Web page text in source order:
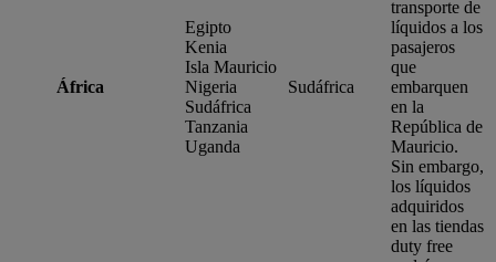
África
Egipto
Kenia
Isla Mauricio
Nigeria
Sudáfrica
Tanzania
Uganda
Sudáfrica
transporte de
líquidos a los
pasajeros
que
embarquen
en la
República de
Mauricio.
Sin embargo,
los líquidos
adquiridos
en las tiendas
duty free